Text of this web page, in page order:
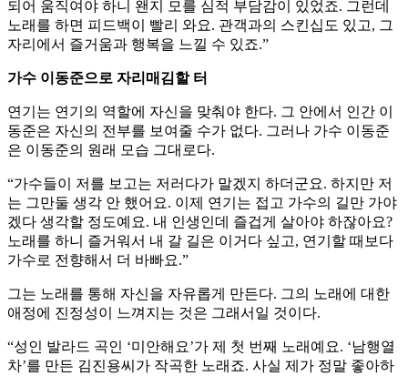
되어 움직여야 하니 왠지 모를 심적 부담감이 있었죠. 그런데
노래를 하면 피드백이 빨리 와요. 관객과의 스킨십도 있고, 그
자리에서 즐거움과 행복을 느낄 수 있죠.”
가수 이동준으로 자리매김할 터
연기는 연기의 역할에 자신을 맞춰야 한다. 그 안에서 인간 이
동준은 자신의 전부를 보여줄 수가 없다. 그러나 가수 이동준
은 이동준의 원래 모습 그대로다.
“가수들이 저를 보고는 저러다가 말겠지 하더군요. 하지만 저
는 그만둘 생각 안 했어요. 이제 연기는 접고 가수의 길만 가야
겠다 생각할 정도예요. 내 인생인데 즐겁게 살아야 하잖아요?
노래를 하니 즐거워서 내 갈 길은 이거다 싶고, 연기할 때보다
가수로 전향해서 더 바빠요.”
그는 노래를 통해 자신을 자유롭게 만든다. 그의 노래에 대한
애정에 진정성이 느껴지는 것은 그래서일 것이다.
“성인 발라드 곡인 ‘미안해요’가 제 첫 번째 노래예요. ‘남행열
차’를 만든 김진용씨가 작곡한 노래죠. 사실 제가 정말 좋아하